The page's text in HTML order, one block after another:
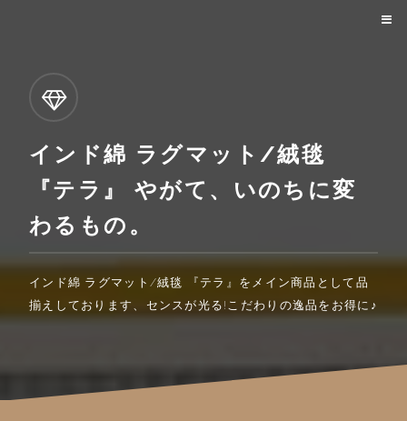
インド綿 ラグマット/絨毯
『テラ』 やがて、いのちに変
わるもの。
インド綿 ラグマット/絨毯 『テラ』をメイン商品として品
揃えしております、センスが光る!こだわりの逸品をお得に♪